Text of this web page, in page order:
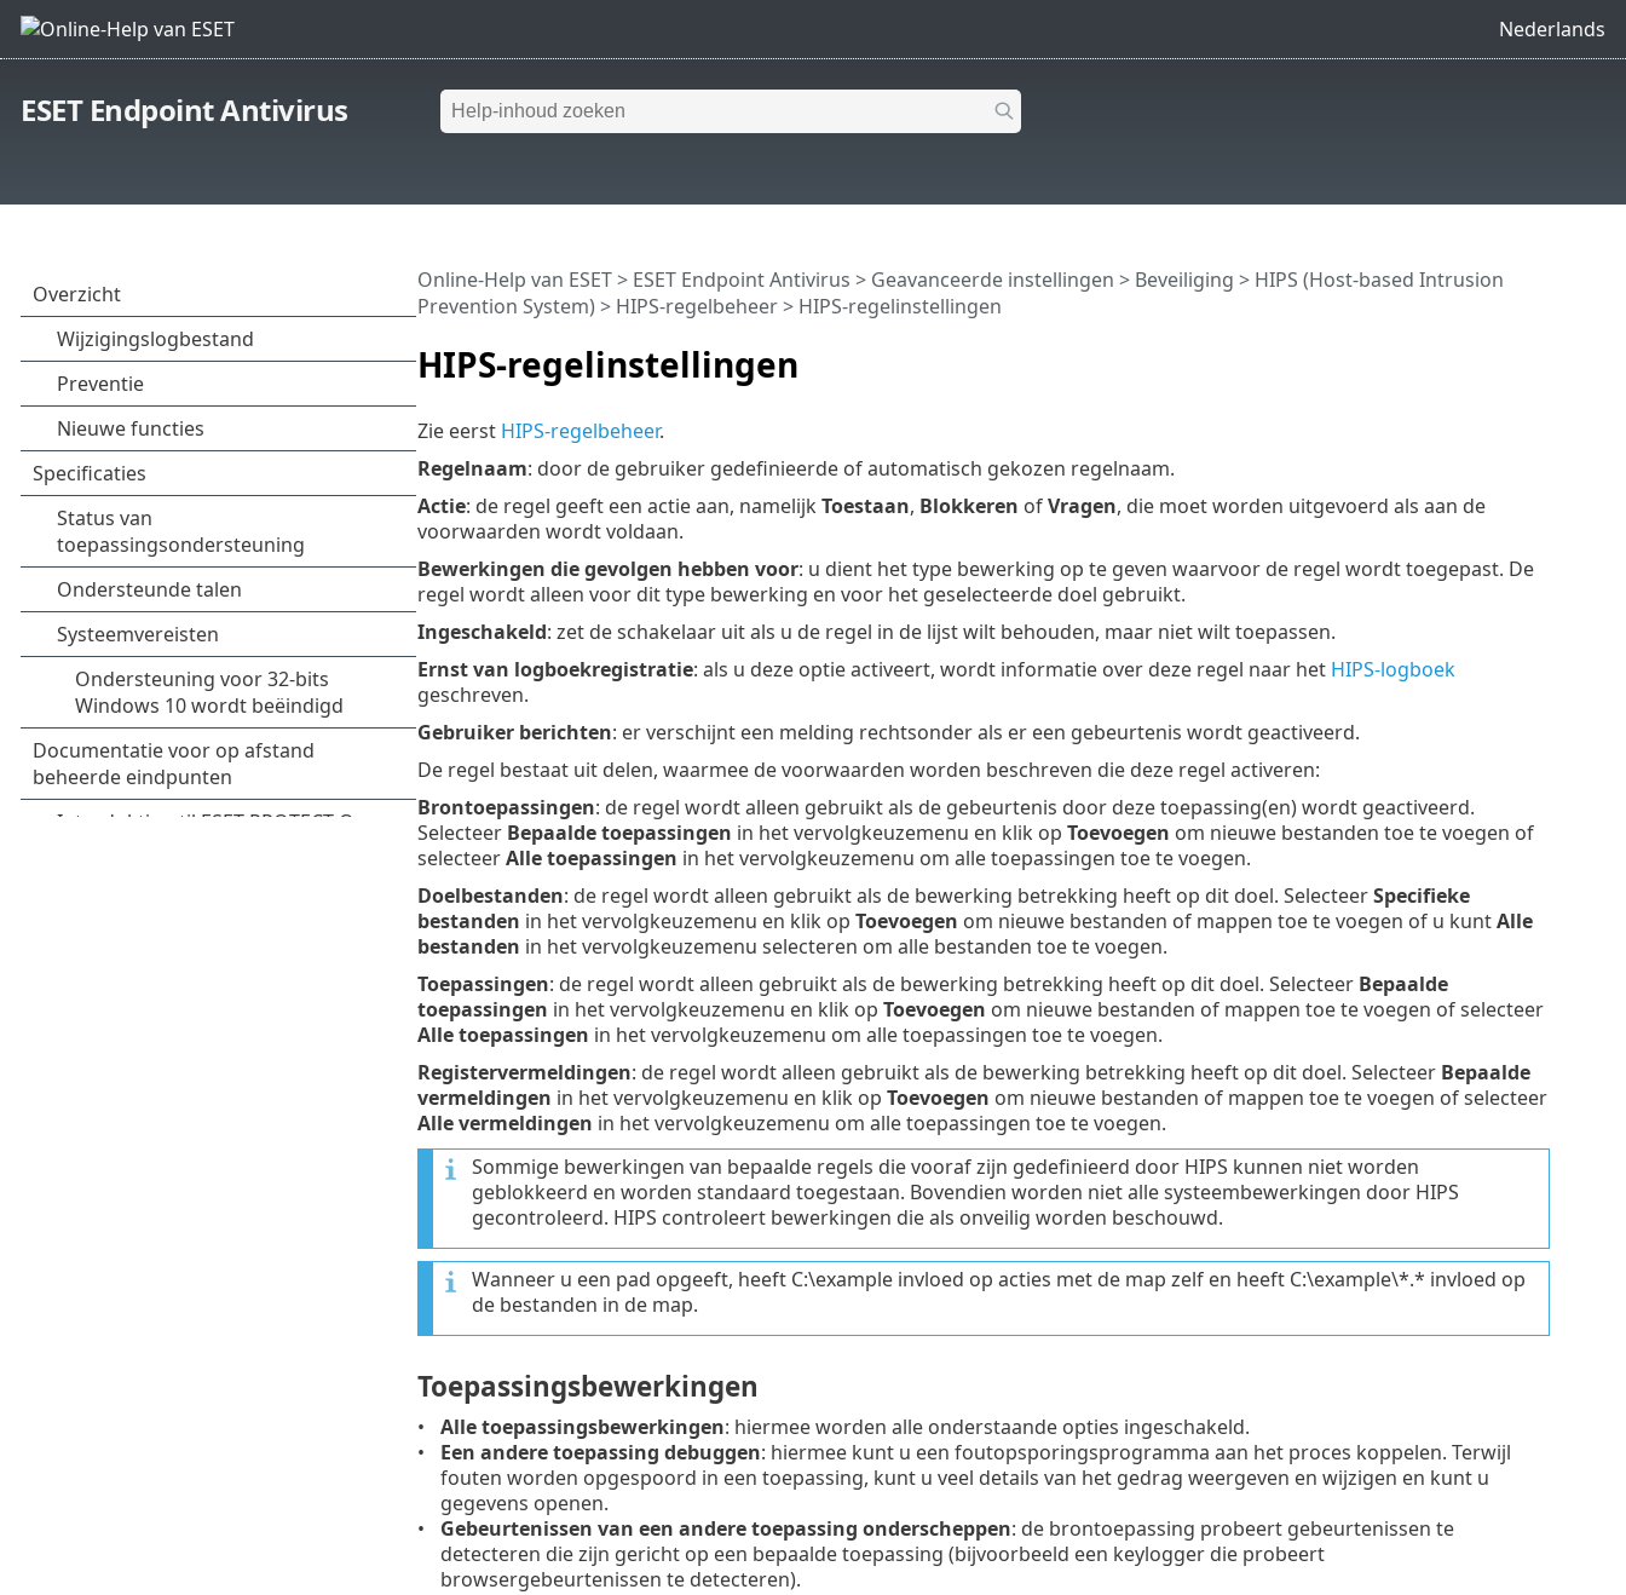
Nederlands
ESET Endpoint Antivirus
HIPS-regelinstellingen
Online-Help van ESET> ESET Endpoint Antivirus > Geavanceerde instellingen > Beveiliging > HIPS (Host-based Intrusion
Prevention System) > HIPS-regelbeheer> HIPS-regelinstellingen
Zie eerst HIPS-regelbeheer.
Regelnaam: door de gebruiker gedefinieerde of automatisch gekozen regelnaam.
Actie: de regel geeft een actie aan, namelijk Toestaan, Blokkeren ofVragen, die moet worden uitgevoerd als aan de
voorwaarden wordt voldaan.
Bewerkingen die gevolgen hebben voor: u dient het type bewerking op te geven waarvoor de regel wordt toegepast. De
regel wordt alleen voor dit type bewerking en voor het geselecteerde doel gebruikt.
Ingeschakeld: zet de schakelaar uit als u de regel in de lijst wilt behouden, maar niet wilt toepassen.
Ernst van logboekregistratie: als u deze optie activeert, wordt informatie over deze regel naar het HIPS-logboek
geschreven.
Gebruiker berichten: er verschijnt een melding rechtsonder als er een gebeurtenis wordt geactiveerd.
De regel bestaat uit delen, waarmee de voorwaarden worden beschreven die deze regel activeren:
Brontoepassingen: de regel wordt alleen gebruikt als de gebeurtenis door deze toepassing(en) wordt geactiveerd.
Selecteer Bepaalde toepassingen in het vervolgkeuzemenu en klik op Toevoegen om nieuwe bestanden toe te voegen of
selecteerAlle toepassingen in het vervolgkeuzemenu om alle toepassingen toe te voegen.
Doelbestanden: de regel wordt alleen gebruikt als de bewerking betrekking heeft op dit doel. SelecteerSpecifieke
bestanden in het vervolgkeuzemenu en klik op Toevoegen om nieuwe bestanden of mappen toe te voegen of u kuntAlle
bestanden in het vervolgkeuzemenu selecteren om alle bestanden toe te voegen.
Toepassingen: de regel wordt alleen gebruikt als de bewerking betrekking heeft op dit doel. Selecteer Bepaalde
toepassingen in het vervolgkeuzemenu en klik op Toevoegen om nieuwe bestanden of mappen toe te voegen of selecteer
Alle toepassingen in het vervolgkeuzemenu om alle toepassingen toe te voegen.
Registervermeldingen: de regel wordt alleen gebruikt als de bewerking betrekking heeft op dit doel. Selecteer Bepaalde
vermeldingen in het vervolgkeuzemenu en klik op Toevoegen om nieuwe bestanden of mappen toe te voegen of selecteer
Alle vermeldingen in het vervolgkeuzemenu om alle toepassingen toe te voegen.
Sommige bewerkingen van bepaalde regels die vooraf zijn gedefinieerd door HIPS kunnen niet worden
geblokkeerd en worden standaard toegestaan. Bovendien worden niet alle systeembewerkingen door HIPS
gecontroleerd. HIPS controleert bewerkingen die als onveilig worden beschouwd.
Wanneer u een pad opgeeft, heeft C:\example invloed op acties met de map zelf en heeft C:\example\*.* invloed op
de bestanden in de map.
Toepassingsbewerkingen
Alle toepassingsbewerkingen: hiermee worden alle onderstaande opties ingeschakeld.
Een andere toepassing debuggen: hiermee kunt u een foutopsporingsprogramma aan het proces koppelen. Terwijl
fouten worden opgespoord in een toepassing, kunt u veel details van het gedrag weergeven en wijzigen en kunt u
gegevens openen.
Gebeurtenissen van een andere toepassing onderscheppen: de brontoepassing probeert gebeurtenissen te
detecteren die zijn gericht op een bepaalde toepassing (bijvoorbeeld een keylogger die probeert
browsergebeurtenissen te detecteren).